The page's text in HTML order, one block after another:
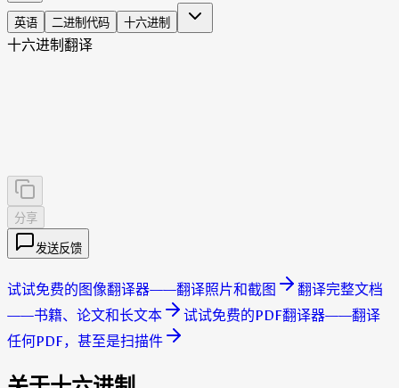
英语 二进制代码 十六进制
十六进制翻译
分享
发送反馈
试试免费的图像翻译器——翻译照片和截图
翻译完整文档
——书籍、论文和长文本
试试免费的PDF翻译器——翻译
任何PDF，甚至是扫描件